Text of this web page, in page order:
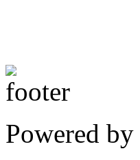
Powered by